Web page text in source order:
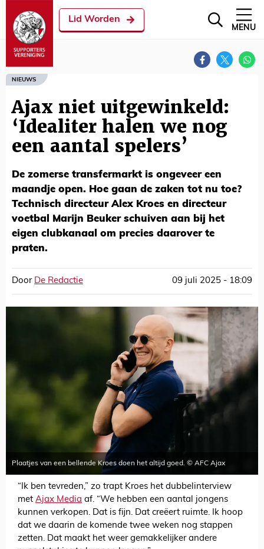
Lid Worden
MENU
NIEUWS
Ajax niet uitgewinkeld:
‘Idealiter halen we nog
een aantal spelers’
De zomerse transfermarkt is ongeveer een
maandje open. Hoe gaan de zaken tot nu toe?
Technisch directeur Alex Kroes en directeur
voetbal Marijn Beuker schuiven aan bij het
eigen clubkanaal om precies daarover te
praten.
Door De Redactie 09 juli 2025 - 18:09
Plaatjes van een bellende Kroes doen het altijd goed. © AFC Ajax
“Ik ben tevreden,” zo trapt Kroes het dubbelinterview
met Ajax Media af. “We hebben een aantal jongens
kunnen verkopen. Dat is fijn. Dat creëert ruimte. Ik hoop
dat we daarin de komende twee weken nog stappen
zetten. Dat maakt het weer gemakkelijker andere